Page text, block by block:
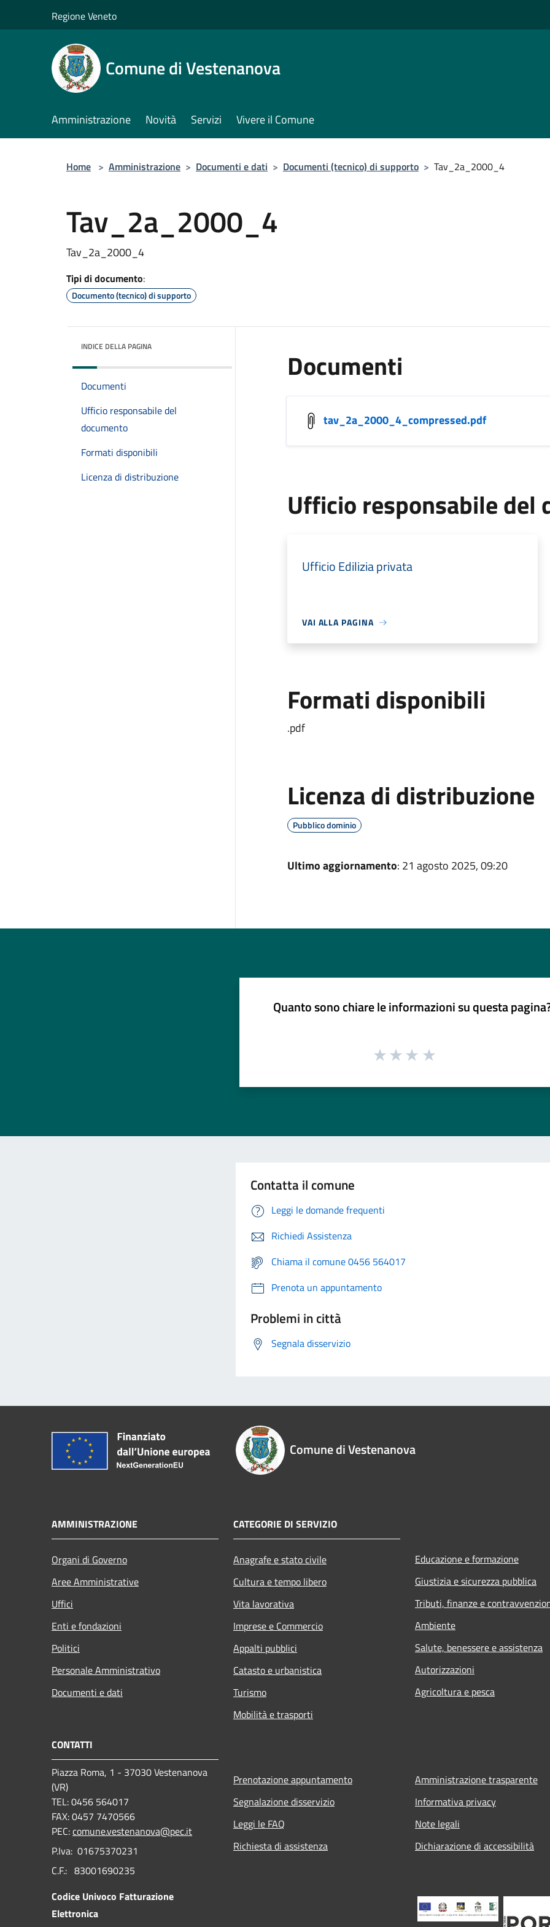
Regione Veneto
Comune di Vestenanova
Amministrazione Novità Servizi Vivere il Comune
Home > Amministrazione > Documenti e dati > Documenti (tecnico) di supporto > Tav_2a_2000_4
Tav_2a_2000_4
Tav_2a_2000_4
Tipi di documento:
Documento (tecnico) di supporto
INDICE DELLA PAGINA
Documenti
Ufficio responsabile del
documento
Formati disponibili
Licenza di distribuzione
Documenti
tav_2a_2000_4_compressed.pdf
Ufficio responsabile del
Ufficio Edilizia privata
VAI ALLA PAGINA
Formati disponibili
.pdf
Licenza di distribuzione
Pubblico dominio
Ultimo aggiornamento: 21 agosto 2025, 09:20
Quanto sono chiare le informazioni su questa
Contatta il comune
Leggi le domande frequenti
Richiedi Assistenza
Chiama il comune 0456 564017
Prenota un appuntamento
Problemi in città
Segnala disservizio
Comune di Vestenanova
AMMINISTRAZIONE
Organi di Governo
Aree Amministrative
Uffici
Enti e fondazioni
Politici
Personale Amministrativo
Documenti e dati
CATEGORIE DI SERVIZIO
Anagrafe e stato civile
Cultura e tempo libero
Vita lavorativa
Imprese e Commercio
Appalti pubblici
Catasto e urbanistica
Turismo
Mobilità e trasporti
Educazione e formazione
Giustizia e sicurezza pubblica
Tributi, finanze e
Ambiente
Salute, benessere e assistenza
Autorizzazioni
Agricoltura e pesca
CONTATTI
Piazza Roma, 1 - 37030 Vestenanova
(VR)
TEL: 0456 564017
FAX: 0457 7470566
PEC:comune.vestenanova@pec.it
P.Iva: 01675370231
C.F.: 83001690235
Codice Univoco Fatturazione
Elettronica
Prenotazione appuntamento
Segnalazione disservizio
Leggi le FAQ
Richiesta di assistenza
Amministrazione trasparente
Informativa privacy
Note legali
Dichiarazione di accessibilità